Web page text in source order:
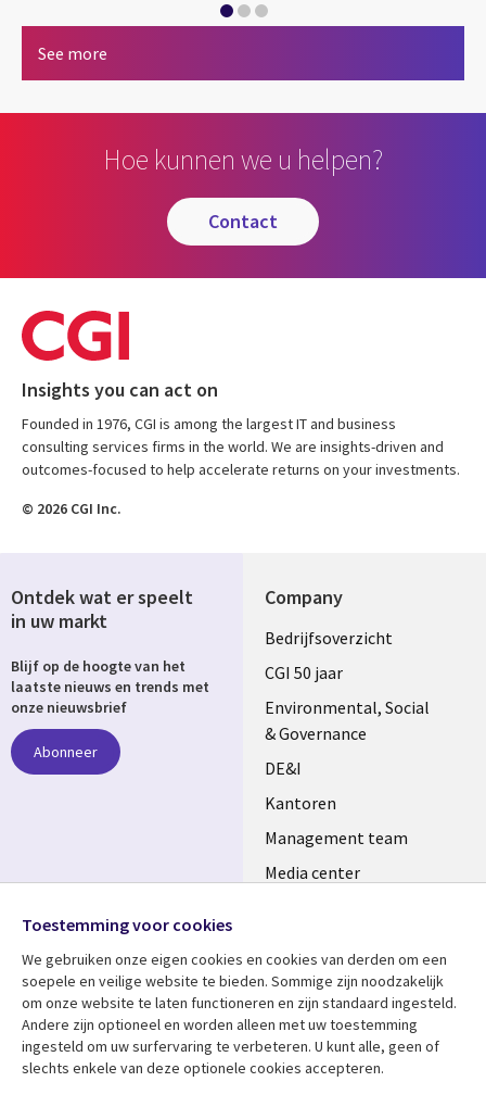
See more
Hoe kunnen we u helpen?
contact
Insights you can act on
Founded in 1976, CGI is among the largest IT and business
consulting services firms in the world. We are insights-driven and
outcomes-focused to help accelerate returns on your investments.
© 2026 CGI Inc.
Company
Useful
links
NETHERLANDS
Bedrijfsoverzicht
CGI 50 jaar
Environmental, Social
& Governance
DE&I
Kantoren
Management team
Media center
Bekijk meer
Library
Artikelen
Support
Legal
Disclaimer
Ontdek wat er speelt
in uw markt
Blijf op de hoogte van het
laatste nieuws en trends met
onze nieuwsbrief
Abonneer
Media
NETHERLANDS
Toestemming voor cookies
We gebruiken onze eigen cookies en cookies van derden om een ​​
soepele en veilige website te bieden. Sommige zijn noodzakelijk
om onze website te laten functioneren en zijn standaard ingesteld.
Andere zijn optioneel en worden alleen met uw toestemming
ingesteld om uw surfervaring te verbeteren. U kunt alle, geen of
slechts enkele van deze optionele cookies accepteren.